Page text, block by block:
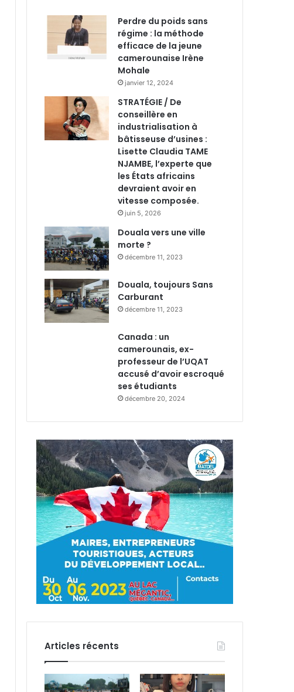
Perdre du poids sans
régime : la méthode
efficace de la jeune
camerounaise Irène
Mohale
janvier 12, 2024
STRATÉGIE / De
conseillère en
industrialisation à
bâtisseuse d’usines :
Lisette Claudia TAME
NJAMBE, l’experte que
les États africains
devraient avoir en
vitesse composée.
juin 5, 2026
Douala vers une ville
morte ?
décembre 11, 2023
Douala, toujours Sans
Carburant
décembre 11, 2023
Canada : un
camerounais, ex-
professeur de l’UQAT
accusé d’avoir escroqué
ses étudiants
décembre 20, 2024
Articles récents